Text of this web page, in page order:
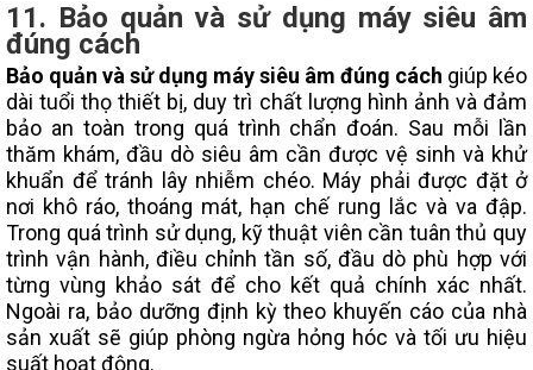
11. Bảo quản và sử dụng máy siêu âm
đúng cách
Bảo quản và sử dụng máy siêu âm đúng cách giúp kéo
dài tuổi thọ thiết bị, duy trì chất lượng hình ảnh và đảm
bảo an toàn trong quá trình chẩn đoán. Sau mỗi lần
thăm khám, đầu dò siêu âm cần được vệ sinh và khử
khuẩn để tránh lây nhiễm chéo. Máy phải được đặt ở
nơi khô ráo, thoáng mát, hạn chế rung lắc và va đập.
Trong quá trình sử dụng, kỹ thuật viên cần tuân thủ quy
trình vận hành, điều chỉnh tần số, đầu dò phù hợp với
từng vùng khảo sát để cho kết quả chính xác nhất.
Ngoài ra, bảo dưỡng định kỳ theo khuyến cáo của nhà
sản xuất sẽ giúp phòng ngừa hỏng hóc và tối ưu hiệu
suất hoạt động.